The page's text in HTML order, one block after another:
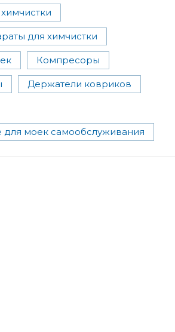
для химчистки
Компресоры
Держатели ковриков
моек самообслуживания